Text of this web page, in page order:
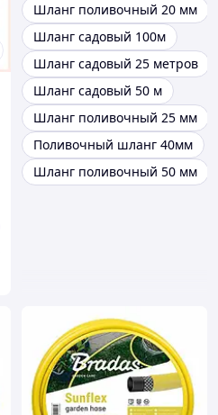
Шланг поливочный 20 мм
Шланг садовый 100м
Шланг садовый 25 метров
Шланг садовый 50 м
Шланг поливочный 25 мм
Поливочный шланг 40мм
Шланг поливочный 50 мм